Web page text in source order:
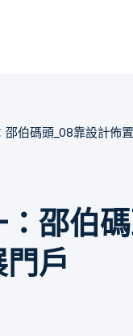
邵伯碼頭_08靠設計佈
邵伯
戶